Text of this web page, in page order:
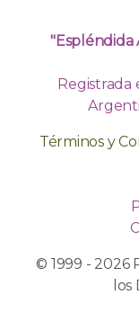
"Espléndida
Registrada
Términos y
© 1999 - 2026